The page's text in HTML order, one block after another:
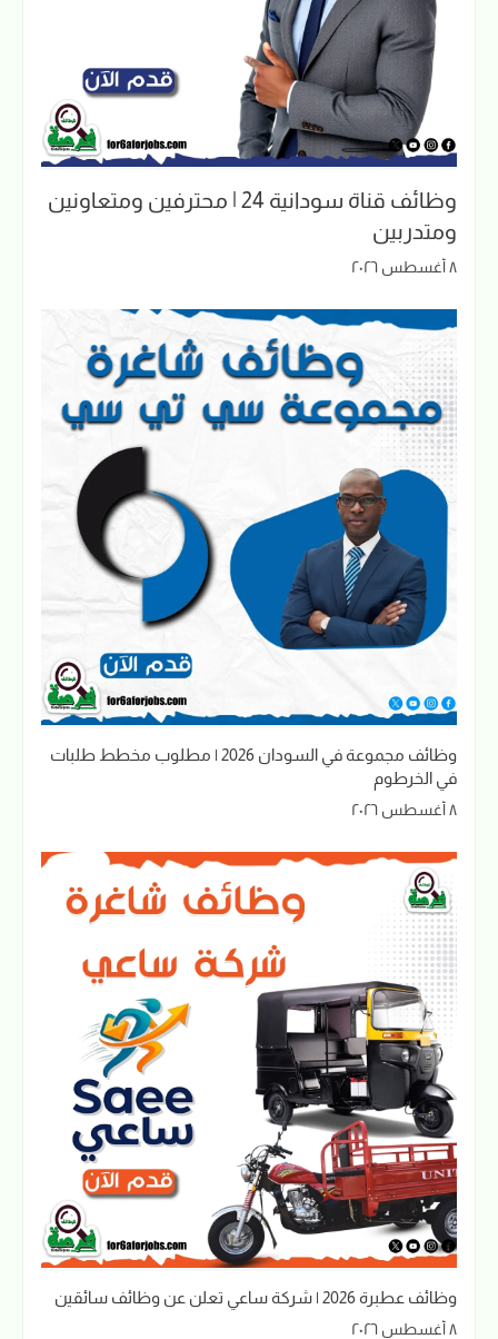
وظائف قناة سودانية 24 | محترفين ومتعاونين
ومتدربين
٨ أغسطس ٢٠٢٦
وظائف مجموعة في السودان 2026 | مطلوب مخطط طلبات
في الخرطوم
٨ أغسطس ٢٠٢٦
وظائف عطبرة 2026 | شركة ساعي تعلن عن وظائف سائقين
٨ أغسطس ٢٠٢٦